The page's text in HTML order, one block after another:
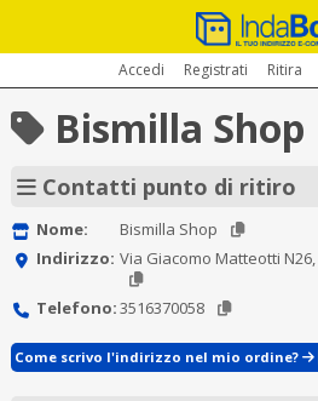
Accedi Registrati Ritira
Bismilla Shop
Contatti punto di ritiro
Nome:
Bismilla Shop
Indirizzo: Via Giacomo Matteotti N26,
Telefono:3516370058
Come scrivo l'indirizzo nel mio ordine?